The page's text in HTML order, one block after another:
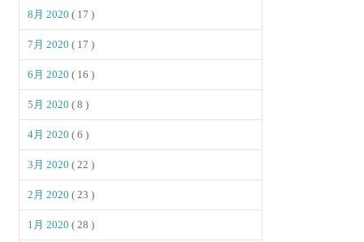
8月 2020( 17 )
7月 2020( 17 )
6月 2020( 16 )
5月 2020( 8 )
4月 2020( 6 )
3月 2020( 22 )
2月 2020( 23 )
1月 2020( 28 )